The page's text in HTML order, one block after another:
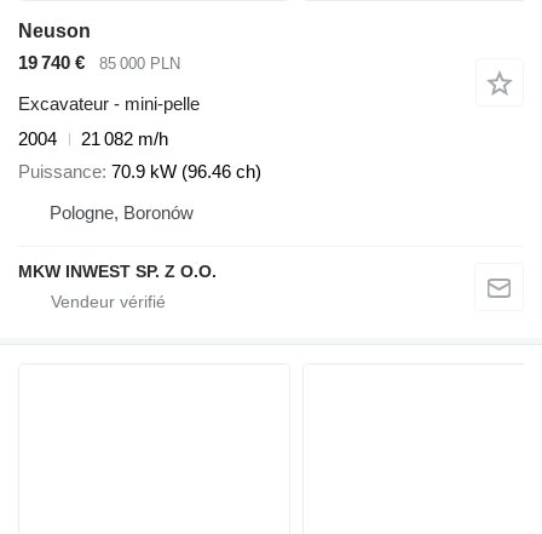
Neuson
19 740 €
85 000 PLN
Excavateur - mini-pelle
2004
21 082 m/h
Puissance 70.9 kW (96.46 ch)
Pologne, Boronów
MKW INWEST SP. Z O.O.